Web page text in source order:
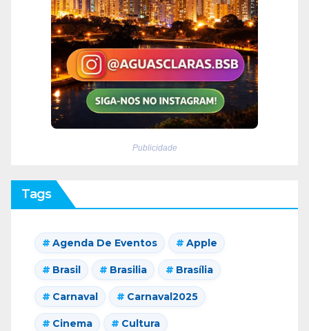
Publicidade
Tags
Agenda De Eventos Apple
Brasil Brasilia Brasília
Carnaval Carnaval2025
Cinema Cultura